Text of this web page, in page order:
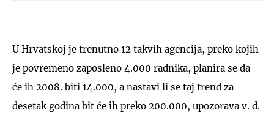
U Hrvatskoj je trenutno 12 takvih agencija, preko kojih
je povremeno zaposleno 4.000 radnika, planira se da
će ih 2008. biti 14.000, a nastavi li se taj trend za
desetak godina bit će ih preko 200.000, upozorava v. d.